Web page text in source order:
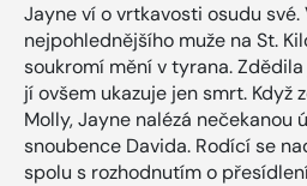
Jayne ví o vrtkavosti osudu své.
nejpohlednějšího muže na St.
soukromí mění v tyrana.
jí ovšem ukazuje jen smrt. Když
Molly, Jayne nalézá nečekanou
snoubence Davida. Rodící se
spolu s rozhodnutím o